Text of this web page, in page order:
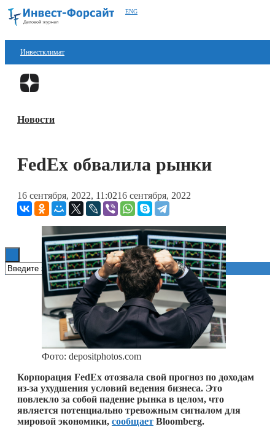
ENG
Инвестклимат
Финансы
Блокчейн
ESG
Новости
FedEx обвалила рынки
16 сентября, 2022, 11:0216 сентября, 2022
Фото: depositphotos.com
Корпорация FedEx отозвала свой прогноз по доходам
из-за ухудшения условий ведения бизнеса. Это
повлекло за собой падение рынка в целом, что
является потенциально тревожным сигналом для
мировой экономики, сообщает Bloomberg.